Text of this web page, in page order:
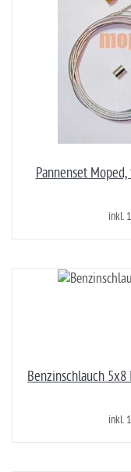
Pannenset
inkl.
Benzinschlauch
inkl.